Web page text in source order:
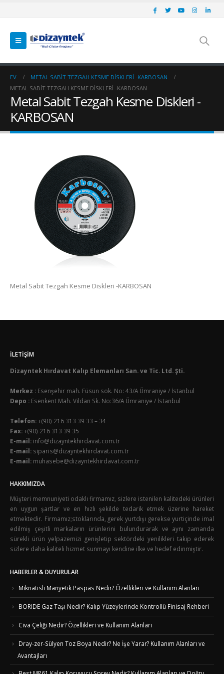
EV
METAL SABIT TEZGAH KESME DISKLERI -KARBOSAN
METAL SABIT TEZGAH KESME DISKLERI -KARBOSAN
Metal Sabit Tezgah Kesme Diskleri -
KARBOSAN
Metal Sabit Tezgah Kesme Diskleri -KARBOSAN
İLETIŞIM
Dizayntek Hırdavat Kalıp Elemanları San. ve Tic. Ltd. Şti.
Merkez : Esenşehir mah. Füsun sok. No: 43/A Ümraniye / İstanbul
Depo : Esenkent Mah. Vildan Sk. No:36/A Ümraniye / İstanbul
Telefon:+(90) 216 313 39 33 – 34
Fax:+(90) 216 313 39 35
E-mail: info@dizayntekhirdavat.com.tr
E-mail: siparis@dizayntekhirdavat.com.tr
E-mail: muhasebe@dizayntekhirdavat.com.tr
HAKKIMIZDA
Müşteri memnuniyeti odaklı firmamız, sizlere istenilen kalitedeki ürünleri
en uygun şartlar ve en hızlı şekilde tedarik etmek üzerine hareket
etmektedir. Firmamız;stoklarında, gerek yurtdışı gerekse yurtiçinde imal
edilmiş çeşitli markaların ürünlerini bulundurarak ve aynı zamanda
sürekli ürün yelpazemizi genişletip sektördeki yenilikleri takip ederek
sizlere daha kaliteli hizmet sunmayı kendine ilke ve hedef edinmiştir.
HABERLER & DUYURULAR
Mıknatıslı Manyetik Paspas Nedir? Özellikleri ve Kullanım Alanları
BORIDE Gaz Taşı Nedir? Kalıp Yüzeylerinde Kontrollü Finisaj Rehberi
Civa Çeliği Nedir? Özellikleri ve Kullanım Alanları
Dray-zer-Sülyen Toz Boya Nedir? Ne İşe Yarar? Kullanım Alanları ve
Avantajları